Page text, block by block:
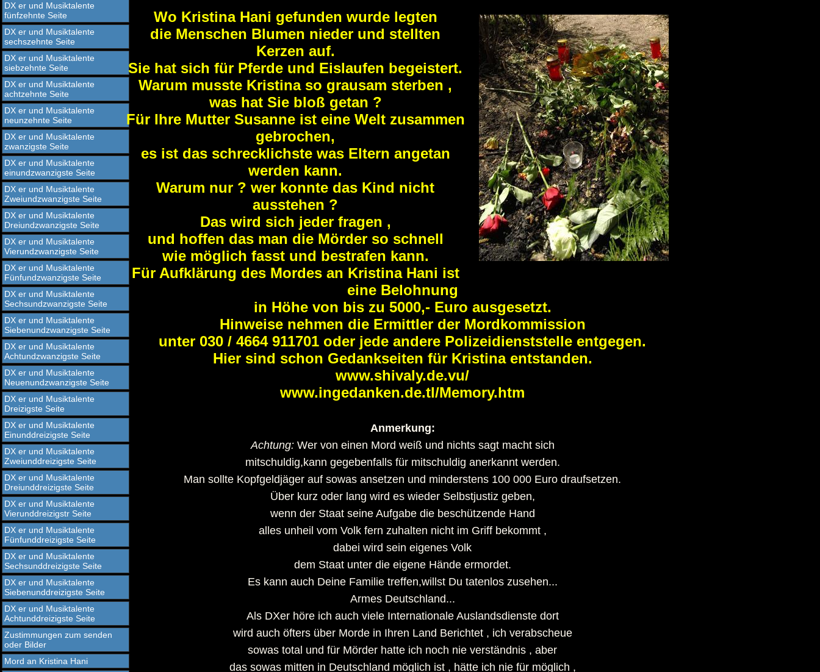
DX er und Musiktalente
fünfzehnte Seite
DX er und Musiktalente
sechszehnte Seite
DX er und Musiktalente
siebzehnte Seite
DX er und Musiktalente
achtzehnte Seite
DX er und Musiktalente
neunzehnte Seite
DX er und Musiktalente
zwanzigste Seite
DX er und Musiktalente
einundzwanzigste Seite
DX er und Musiktalente
Zweiundzwanzigste Seite
DX er und Musiktalente
Dreiundzwanzigste Seite
DX er und Musiktalente
Vierundzwanzigste Seite
DX er und Musiktalente
Fünfundzwanzigste Seite
DX er und Musiktalente
Sechsundzwanzigste Seite
DX er und Musiktalente
Siebenundzwanzigste Seite
DX er und Musiktalente
Achtundzwanzigste Seite
DX er und Musiktalente
Neuenundzwanzigste Seite
DX er und Musiktalente
Dreizigste Seite
DX er und Musiktalente
Einunddreizigste Seite
DX er und Musiktalente
Zweiunddreizigste Seite
DX er und Musiktalente
Dreiunddreizigste Seite
DX er und Musiktalente
Vierunddreizigstr Seite
DX er und Musiktalente
Fünfunddreizigste Seite
DX er und Musiktalente
Sechsunddreizigste Seite
DX er und Musiktalente
Siebenunddreizigste Seite
DX er und Musiktalente
Achtunddreizigste Seite
Zustimmungen zum senden
oder Bilder
Mord an Kristina Hani
Wo Kristina Hani gefunden wurde legten
die Menschen Blumen nieder und stellten
Kerzen auf.
Sie hat sich für Pferde und Eislaufen begeistert.
Warum musste Kristina so grausam sterben ,
was hat Sie bloß getan ?
Für Ihre Mutter Susanne ist eine Welt zusammen
gebrochen,
es ist das schrecklichste was Eltern angetan
werden kann.
Warum nur ? wer konnte das Kind nicht
ausstehen ?
Das wird sich jeder fragen ,
und hoffen das man die Mörder so schnell
wie möglich fasst und bestrafen kann.
Für Aufklärung des Mordes an Kristina Hani ist
eine Belohnung
in Höhe von bis zu 5000,- Euro ausgesetzt.
Hinweise nehmen die Ermittler der Mordkommission
unter 030 / 4664 911701 oder jede andere Polizeidienststelle entgegen.
Hier sind schon Gedankseiten für Kristina entstanden.
www.shivaly.de.vu/
www.ingedanken.de.tl/Memory.htm
Anmerkung:
Achtung:Wer von einen Mord weiß und nichts sagt macht sich
mitschuldig,kann gegebenfalls für mitschuldig anerkannt werden.
Man sollte Kopfgeldjäger auf sowas ansetzen und minderstens 100 000 Euro draufsetzen.
Über kurz oder lang wird es wieder Selbstjustiz geben,
wenn der Staat seine Aufgabe die beschützende Hand
alles unheil vom Volk fern zuhalten nicht im Griff bekommt ,
dabei wird sein eigenes Volk
dem Staat unter die eigene Hände ermordet.
Es kann auch Deine Familie treffen,willst Du tatenlos zusehen...
Armes Deutschland...
Als DXer höre ich auch viele Internationale Auslandsdienste dort
wird auch öfters über Morde in Ihren Land Berichtet , ich verabscheue
sowas total und für Mörder hatte ich noch nie verständnis , aber
das sowas mitten in Deutschland möglich ist , hätte ich nie für möglich ,